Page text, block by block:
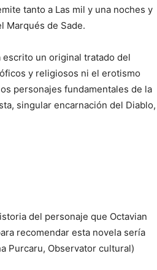
tanto a Las mil y una noches y
Marqués de Sade.
un original tratado del
y religiosos ni el erotismo
personajes fundamentales de la
singular encarnación del Diablo,
del personaje que Octavian
recomendar esta novela sería
Purcaru, Observator cultural)